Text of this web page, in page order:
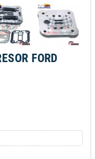
FORD